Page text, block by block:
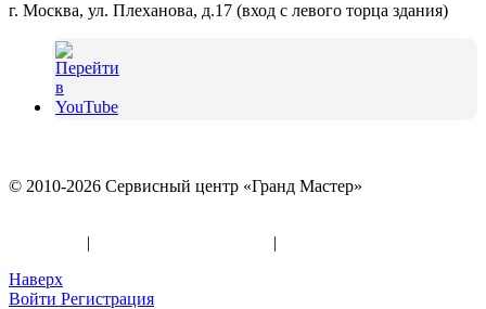
г. Москва, ул. Плеханова, д.17 (вход с левого торца здания)
© 2010-2026 Сервисный центр «Гранд Мастер»
| |
Наверх
Войти Регистрация